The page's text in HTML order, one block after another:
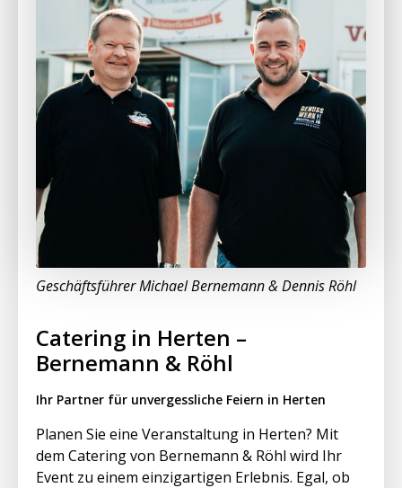
Catering in Herten –
Bernemann & Röhl
Ihr Partner für unvergessliche Feiern in Herten
Planen Sie eine Veranstaltung in Herten? Mit
dem Catering von Bernemann & Röhl wird Ihr
Event zu einem einzigartigen Erlebnis. Egal, ob
Geschäftsführer Michael Bernemann & Dennis Röhl